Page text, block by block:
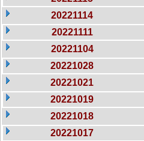
20221114
20221111
20221104
20221028
20221021
20221019
20221018
20221017